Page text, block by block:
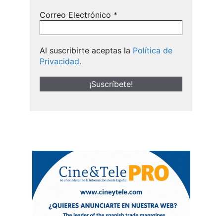
Correo Electrónico *
Al suscribirte aceptas la Política de
Privacidad.